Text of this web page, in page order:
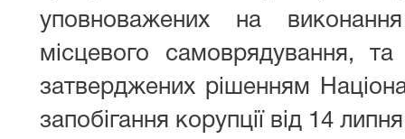
уповноважених на
місцевого самоврядування,
затверджених рішенням
запобігання корупції від 14